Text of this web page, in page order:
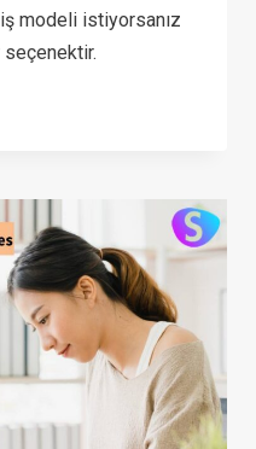
modeli istiyorsanız